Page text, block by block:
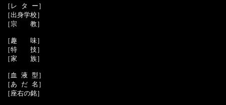
［レ タ ー］
［出身学校］
［宗　　教］
［趣　　味］
［特　　技］
［家　　族］
［血 液 型］
［あ だ 名］
［座右の銘］